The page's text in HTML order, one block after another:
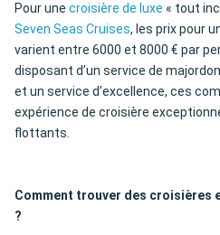
Pour une croisière de luxe « tout
Seven Seas Cruises, les prix pour
varient entre 6000 et 8000 € par
disposant d’un service de
et un service d’excellence, ces
expérience de croisière
flottants.
Comment trouver des croisières
?